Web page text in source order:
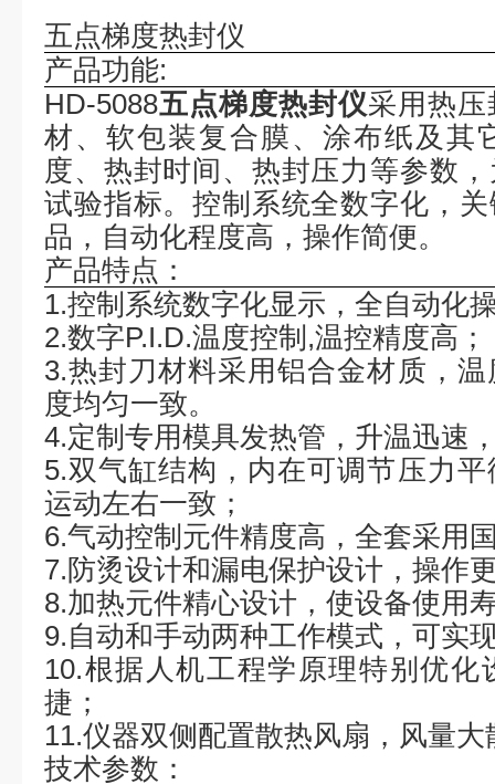
五点梯度热封仪
产品功能:
HD-5088五点梯度热封仪采用热
材、软包装复合膜、涂布纸及其
度、热封时间、热封压力等参数
试验指标。控制系统全数字化，
品，自动化程度高，操作简便。
产品特点：
1.控制系统数字化显示，全自动化
2.数字P.I.D.温度控制 ,温控精度高；
3.热封刀材料采用铝合金材质，
度均匀一致。
4.定制专用模具发热管，升温迅速
5.双气缸结构，内在可调节压力
运动左右一致；
6.气动控制元件精度高，全套采用
7.防烫设计和漏电保护设计，操作
8.加热元件精心设计，使设备使用
9.自动和手动两种工作模式，可实
10.根据人机工程学原理特别优化
捷；
11.仪器双侧配置散热风扇，风量
技术参数：